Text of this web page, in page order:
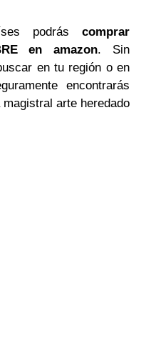
podrás comprar
en amazon. Sin
en tu región o en
encontrarás
arte heredado